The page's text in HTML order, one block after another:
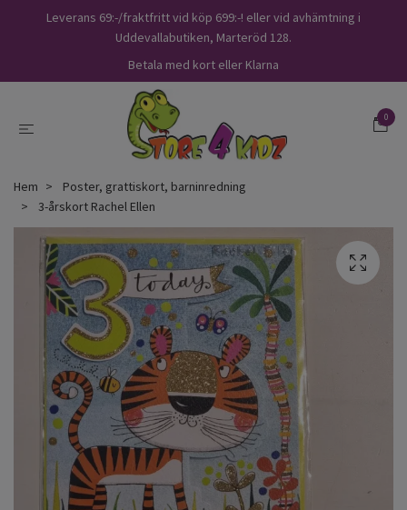
Leverans 69:-/fraktfritt vid köp 699:-! eller vid avhämtning i
Uddevallabutiken, Marteröd 128.
Betala med kort eller Klarna
0
Hem
Poster, grattiskort, barninredning
3-årskort Rachel Ellen